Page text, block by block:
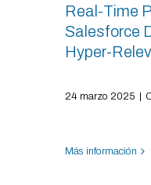
Real-Time
Salesforce
Hyper-
24 marzo 2025 |
Más información